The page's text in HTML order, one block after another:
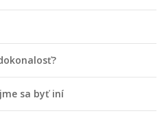
sa byť iní